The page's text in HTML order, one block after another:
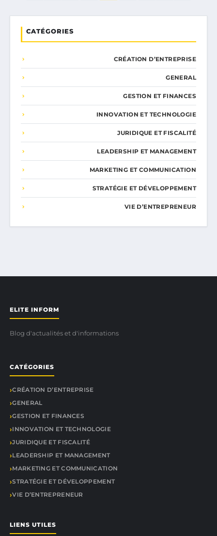
CATÉGORIES
CRÉATION D’ENTREPRISE
GENERAL
GESTION ET FINANCES
INNOVATION ET TECHNOLOGIE
JURIDIQUE ET FISCALITÉ
LEADERSHIP ET MANAGEMENT
MARKETING ET COMMUNICATION
STRATÉGIE ET DÉVELOPPEMENT
VIE D’ENTREPRENEUR
ELITE INFORM
Blog d'actualités et d'informations
CATÉGORIES
CRÉATION D’ENTREPRISE
GENERAL
GESTION ET FINANCES
INNOVATION ET TECHNOLOGIE
JURIDIQUE ET FISCALITÉ
LEADERSHIP ET MANAGEMENT
MARKETING ET COMMUNICATION
STRATÉGIE ET DÉVELOPPEMENT
VIE D’ENTREPRENEUR
LIENS UTILES